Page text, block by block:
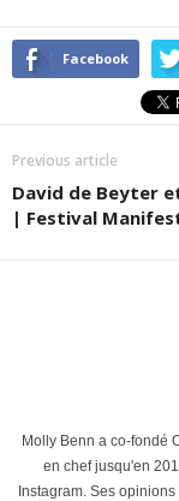
Facebook
Previous article
David de Beyter
| Festival
Molly Benn a co-fondé
en chef jusqu'en
Instagram. Ses